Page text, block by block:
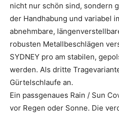
nicht nur schön sind, sondern
der Handhabung und variabel
abnehmbare,
robusten Metallbeschlägen
SYDNEY pro am stabilen,
werden. Als dritte
Gürtelschlaufe an.
Ein passgenaues Rain / Sun
vor Regen oder Sonne. Die